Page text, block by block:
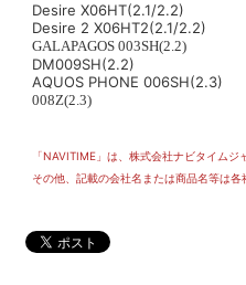
個人向けサービス
法人向けサービス
採用情報
Desire X06HT(2.1/2.2)
Desire 2 X06HT2(2.1/2.2)
GALAPAGOS 003SH(2.2)
DM009SH(2.2)
AQUOS PHONE 006SH(2.3)
008Z(2.3)
「NAVITIME」は、株式会社ナビタイムジ
その他、記載の会社名または商品名等は各